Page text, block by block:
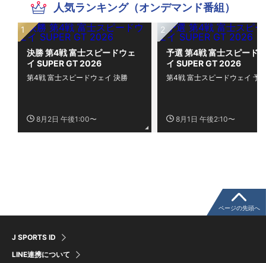
人気ランキング（オンデマンド番組）
決勝 第4戦 富士スピードウェ
イ SUPER GT 2026
8月2日 午後1:00〜
第4戦 富士スピードウェイ 決勝
予選 第4戦 富士スピード
イ SUPER GT 2026
8月1日 午後2:10〜
第4戦 富士スピードウェイ 予
J SPORTS ID
LINE連携について
ページの先頭へ